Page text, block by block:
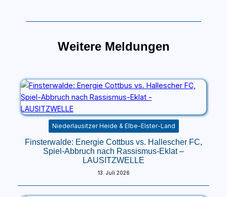
Weitere Meldungen
Niederlausitzer Heide & Elbe-Elster-Land
Finsterwalde: Energie Cottbus vs. Hallescher FC,
Spiel-Abbruch nach Rassismus-Eklat –
LAUSITZWELLE
13. Juli 2026